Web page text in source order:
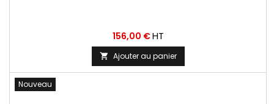
Prix
156,00 €HT
 Ajouter au panier
Nouveau